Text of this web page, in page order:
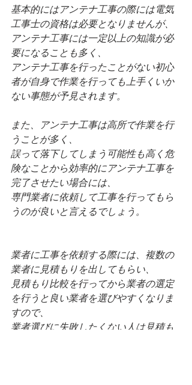
基本的にはアンテナ工事の際には電気
工事士の資格は必要となりませんが、
アンテナ工事には一定以上の知識が必
要になることも多く、
アンテナ工事を行ったことがない初心
者が自身で作業を行っても上手くいか
ない事態が予見されます。
また、アンテナ工事は高所で作業を行
うことが多く、
誤って落下してしまう可能性も高く危
険なことから効率的にアンテナ工事を
完了させたい場合には、
専門業者に依頼して工事を行ってもら
うのが良いと言えるでしょう。
業者に工事を依頼する際には、複数の
業者に見積もりを出してもらい、
見積もり比較を行ってから業者の選定
を行うと良い業者を選びやすくなりま
すので、
業者選びに失敗したくない人は見積も